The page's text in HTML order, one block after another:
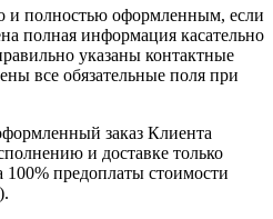
и полностью оформленным, если
полная информация касательно
указаны контактные
все обязательные поля при
заказ Клиента
и доставке только
предоплаты стоимости